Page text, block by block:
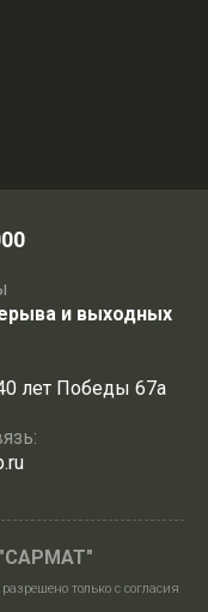
и выходных
лет Победы 67а
только с согласия